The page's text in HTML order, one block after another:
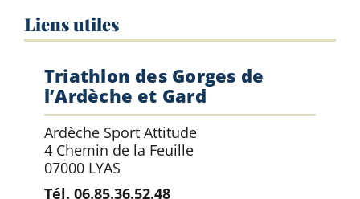
Liens utiles
Triathlon des Gorges de
l’Ardèche et Gard
Ardèche Sport Attitude
4 Chemin de la Feuille
07000 LYAS
Tél. 06.85.36.52.48